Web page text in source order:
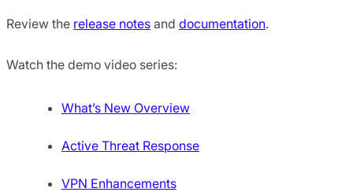
Review the release notes and documentation.
Watch the demo video series:
What’s New Overview
Active Threat Response
VPN Enhancements